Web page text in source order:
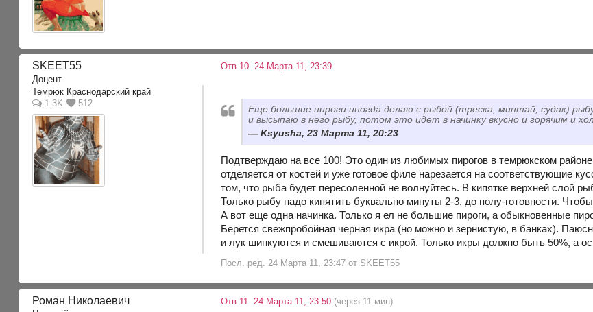
SKEET55
Доцент
Темрюк Краснодарский край
1.3K
512
Отв.10 24 Марта 11, 23:39
Еще большие пироги иногда делаю с рыбой (треска, минтай, судак)
и высыпаю в него рыбу, потом это идет в начинку вкусно и горячим и
Ksyusha, 23 Марта 11, 20:23
Подтверждаю на все 100! Это один из любимых пирогов в темрюкском
отделяется от костей и уже готовое филе нарезается на соответствующие
том, что рыба будет пересоленной не волнуйтесь. В кипятке верхней слой
Только рыбу надо кипятить буквально минуты 2-3, до полу-готовности.
А вот еще одна начинка. Только я ел не большие пироги, а обыкновенные
Берется свежпробойная черная икра (но можно и зернистую, в банках).
и лук шинкуются и смешиваются с икрой. Только икры должно быть 50%, а
Посл. ред. 24 Марта 11, 23:47 от SKEET55
Роман Николаевич Отв.11 24 Марта 11, 23:50 (через 11 мин)